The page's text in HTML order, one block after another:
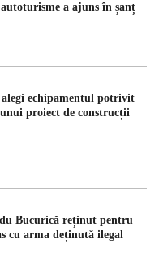
a ajuns în șanț
echipamentul potrivit
proiect de construcții
Bucurică reținut pentru
cu arma deținută ilegal